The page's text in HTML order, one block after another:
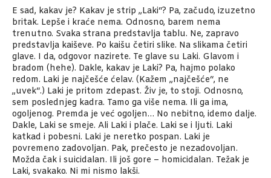
E sad, kakav je? Kakav je strip „Laki“? Pa, začudo, izuzetno
britak. Lepše i kraće nema. Odnosno, barem nema
trenutno. Svaka strana predstavlja tablu. Ne, zapravo
predstavlja kaiševe. Po kaišu četiri slike. Na slikama četiri
glave. I da, odgovor nazirete. Te glave su Laki. Glavom i
bradom (hehe). Dakle, kakav je Laki? Pa, hajmo polako
redom. Laki je najčešće ćelav. (Kažem „najčešće“, ne
„uvek“.) Laki je pritom zdepast. Živ je, to stoji. Odnosno,
sem poslednjeg kadra. Tamo ga više nema. Ili ga ima,
ogoljenog. Premda je već ogoljen… No nebitno, idemo dalje.
Dakle, Laki se smeje. Ali Laki i plače. Laki se i ljuti. Laki
katkad i pobesni. Laki je neretko pospan. Laki je
povremeno zadovoljan. Pak, prečesto je nezadovoljan.
Možda čak i suicidalan. Ili još gore – homicidalan. Težak je
Laki, svakako. Ni mi nismo lakši.